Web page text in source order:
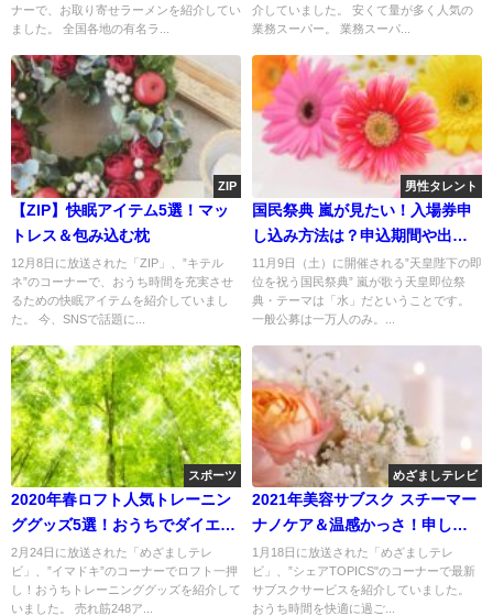
ナーで、お取り寄せラーメンを紹介してい
ました。 全国各地の有名ラ...
介していました。 安くて量が多く人気の
業務スーパー。 業務スーパ...
ZIP
【ZIP】快眠アイテム5選！マッ
トレス＆包み込む枕
12月8日に放送された「ZIP」、”キテル
ネ”のコーナーで、おうち時間を充実させ
るための快眠アイテムを紹介していまし
た。 今、SNSで話題に...
男性タレント
国民祭典 嵐が見たい！入場券申
し込み方法は？申込期間や出演
時間も
11月9日（土）に開催される”天皇陛下の即
位を祝う国民祭典” 嵐が歌う天皇即位祭
典・テーマは「水」だということです。
一般公募は一万人のみ。...
スポーツ
2020年春ロフト人気トレーニン
ググッズ5選！おうちでダイエッ
ト
2月24日に放送された「めざましテレ
ビ」、”イマドキ”のコーナーでロフト一押
し！おうちトレーニンググッズを紹介して
いました。 売れ筋248ア...
めざましテレビ
2021年美容サブスク スチーマー
ナノケア＆温感かっさ！申し込
み方法
1月18日に放送された「めざましテレ
ビ」、”シェアTOPICS"のコーナーで最新
サブスクサービスを紹介していました。
おうち時間を快適に過ご...